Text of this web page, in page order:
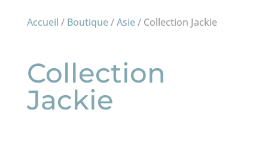
Accueil / Boutique/Asie/ Collection Jackie
Collection
Jackie